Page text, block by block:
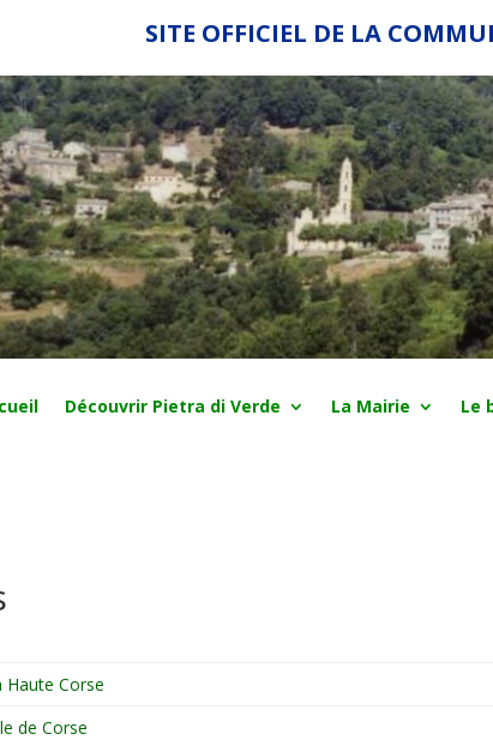
SITE OFFICIEL DE LA
Découvrir Pietra di Verde La Mairie Le
Haute Corse
de Corse